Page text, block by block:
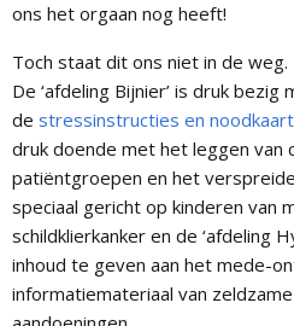
ons het orgaan nog heeft!
Toch staat dit ons niet in de weg.
De ‘afdeling Bijnier’ is druk
de stressinstructies en
druk doende met het leggen
patiëntgroepen en het
speciaal gericht op kinderen van
schildklierkanker en de ‘afdeling
inhoud te geven aan het mede-
informatiemateriaal van